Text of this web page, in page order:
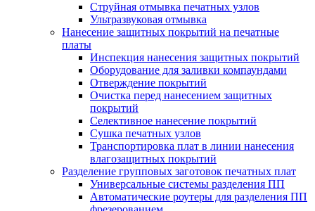
Струйная отмывка печатных узлов
Ультразвуковая отмывка
Нанесение защитных покрытий на печатные
платы
Инспекция нанесения защитных покрытий
Оборудование для заливки компаундами
Отверждение покрытий
Очистка перед нанесением защитных
покрытий
Селективное нанесение покрытий
Сушка печатных узлов
Транспортировка плат в линии нанесения
влагозащитных покрытий
Разделение групповых заготовок печатных плат
Универсальные системы разделения ПП
Автоматические роутеры для разделения ПП